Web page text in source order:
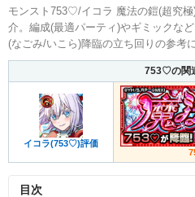
モンスト753♡/イコラ 魔法の鎧(超究
介。編成(最適パーティ)やギミックな
(なごみ/いこら)降臨の立ち回りの参考
753♡の関
イコラ(753♡)評価
目次